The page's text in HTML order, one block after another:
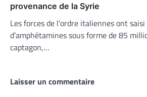
provenance de la Syrie
Les forces de l’ordre italiennes ont
d’amphétamines sous forme de 85
captagon,…
Laisser un commentaire